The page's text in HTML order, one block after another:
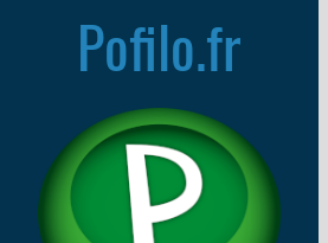
Pofilo.fr